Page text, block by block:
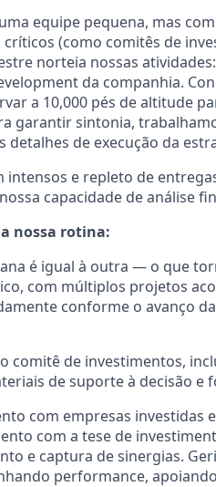
equipe pequena, mas
(como comitês de
norteia nossas
da companhia.
a 10,000 pés de altitude
garantir sintonia,
de execução da
intensos e repleto de
capacidade de análise
nossa rotina:
é igual à outra — o que
com múltiplos projetos
conforme o avanço
comitê de investimentos,
de suporte à decisão e
com empresas investidas
com a tese de
e captura de sinergias.
performance,